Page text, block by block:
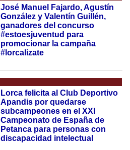
José Manuel Fajardo, Agustín
González y Valentín Guillén,
ganadores del concurso
#estoesjuventud para
promocionar la campaña
#lorcalizate
Lorca felicita al Club Deportivo
Apandis por quedarse
subcampeones en el XXI
Campeonato de España de
Petanca para personas con
discapacidad intelectual